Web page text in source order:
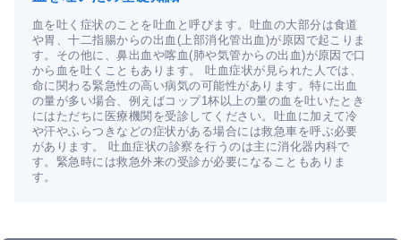
血を吐く症状のことを吐血と呼びます。吐血の大部分は食道
や胃、十二指腸からの出血(上部消化管出血)が原因で起こりま
す。その他に、鼻出血や喀血(肺や気管からの出血)が原因で口
から血を吐くこともあります。 吐血症状が見られた人では、
命に関わる緊急性の高い病気の可能性があります。特に出血
の量が多い場合、例えばコップ1杯以上の量の血を吐いたとき
にはただちに医療機関を受診してください。吐血に加えて冷
や汗やふらつきなどの症状がある場合には救急車を呼ぶ必要
があります。 吐血症状の診察を行うのは主に消化器内科で
す。緊急時には救急外来の受診が必要になることもありま
す。